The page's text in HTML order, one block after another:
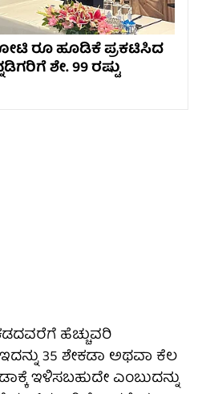
ರೂ ಹೂಡಿಕೆ ಪ್ರಕಟಿಸಿದ
ಶೇ. 99 ರಷ್ಟು
ಹೆಚ್ಚುವರಿ
35 ಶೇಕಡಾ ಅಥವಾ ಕೆಲ
ಇಳಿಸಬಹುದೇ ಎಂಬುದನ್ನು